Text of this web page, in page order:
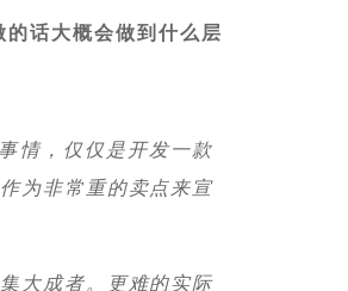
话大概会做到什么层
情，仅仅是开发一款
为非常重的卖点来宣
大成者。更难的实际